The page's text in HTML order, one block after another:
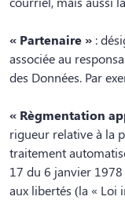
« Partenaire » :
associée au
des Données. Par
« Règmentation
rigueur relative à la
traitement
17 du 6 janvier
aux libertés (la « Loi